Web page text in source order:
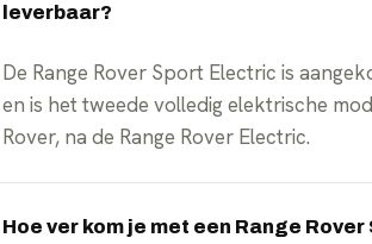
leverbaar?
De Range Rover Sport Electric is
en is het tweede volledig elektrische
Rover, na de Range Rover Electric.
Hoe ver kom je met een Range Rover